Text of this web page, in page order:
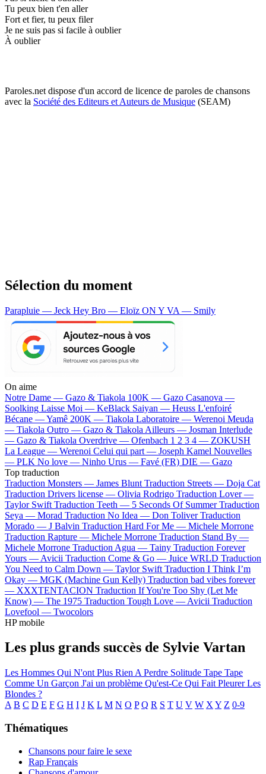
Tu peux bien t'en aller
Fort et fier, tu peux filer
Je ne suis pas si facile à oublier
À oublier
Paroles.net dispose d'un accord de licence de paroles de chansons
avec la Société des Editeurs et Auteurs de Musique (SEAM)
Sélection du moment
Parapluie — Jeck Hey Bro — Eloïz ON Y VA — Smily
On aime
Notre Dame — Gazo & Tiakola 100K — Gazo Casanova —
Soolking Laisse Moi — KeBlack Saiyan — Heuss L'enfoiré
Bécane —Yamê 200K — Tiakola Laboratoire — Werenoi Meuda
— Tiakola Outro — Gazo & Tiakola Ailleurs — Josman Interlude
— Gazo & Tiakola Overdrive — Ofenbach 1 2 3 4 — ZOKUSH
La League — Werenoi Celui qui part — Joseph Kamel Nouvelles
— PLK No love — Ninho Urus — Favé (FR) DIE — Gazo
Top traduction
Traduction Monsters — James Blunt Traduction Streets — Doja Cat
Traduction Drivers license — Olivia Rodrigo Traduction Lover —
Taylor Swift Traduction Teeth — 5 Seconds Of Summer Traduction
Seya — Morad Traduction No Idea — Don Toliver Traduction
Morado — J Balvin Traduction Hard For Me — Michele Morrone
Traduction Rapture — Michele Morrone Traduction Stand By —
Michele Morrone Traduction Agua — Tainy Traduction Forever
Yours — Avicii Traduction Come & Go — Juice WRLD Traduction
You Need to Calm Down — Taylor Swift Traduction I Think I’m
Okay — MGK (Machine Gun Kelly) Traduction bad vibes forever
— XXXTENTACION Traduction If You're Too Shy (Let Me
Know) — The 1975 Traduction Tough Love — Avicii Traduction
Lovefool — Twocolors
HP mobile
Les plus grands succès de Sylvie Vartan
Les Hommes Qui N'ont Plus Rien A Perdre Solitude Tape Tape
Comme Un Garçon J'ai un problème Qu'est-Ce Qui Fait Pleurer Les
Blondes ?
A B C D E F G H I J K L M N O P Q R S T U V W X Y Z 0-9
Thématiques
Chansons pour faire le sexe
Rap Français